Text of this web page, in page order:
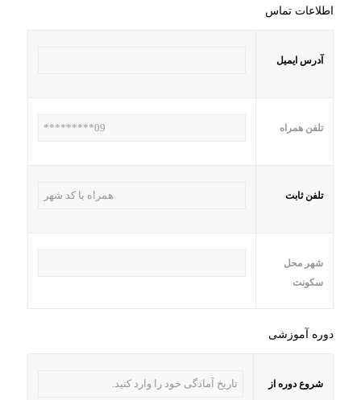
اطلاعات تماس
آدرس ایمیل
تلفن همراه
تلفن ثابت
شهر محل
سکونت
دوره آموزشی
شروع دوره از